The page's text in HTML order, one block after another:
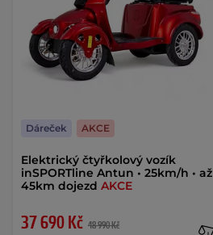
Elektrický čtyřkolový vozík
inSPORTline Antun • 25km/h • až
45km dojezd AKCE
37 690 Kč 48 990 Kč
Dáreček AKCE